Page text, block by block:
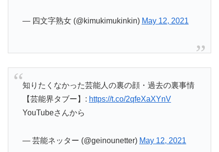
— 四文字熟女 (@kimukimukinkin) May 12, 2021
知りたくなかった芸能人の裏の顔・過去の裏事情
【芸能界タブー】: https://t.co/2qfeXaXYnV
YouTubeさんから
— 芸能ネッター (@geinounetter) May 12, 2021